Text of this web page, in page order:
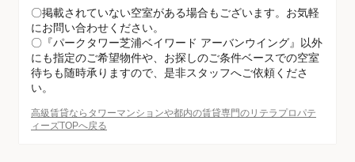
〇掲載されていない空室がある場合もございます。お気軽
にお問い合わせください。
〇『パークタワー芝浦ベイワード アーバンウイング』以外
にも指定のご希望物件や、お探しのご条件ベースでの空室
待ちも随時承りますので、是非スタッフへご依頼くださ
い。
高級賃貸ならタワーマンションや都内の賃貸専門のリテラプロパテ
ィーズTOPへ戻る